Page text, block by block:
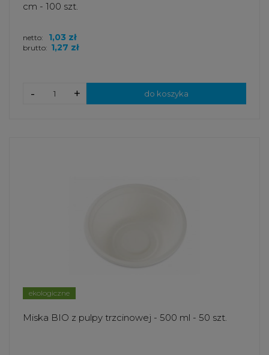
cm - 100 szt.
brutto: 1,27 zł
netto: 1,03 zł
+
- do koszyka
ekologiczne
Miska BIO z pulpy trzcinowej - 500 ml - 50 szt.